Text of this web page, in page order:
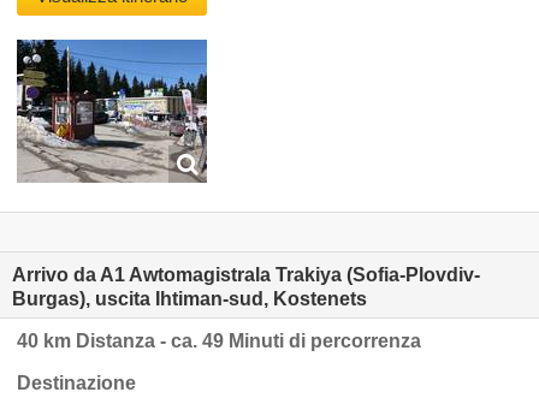
Arrivo da A1 Awtomagistrala Trakiya (Sofia-Plovdiv-
Burgas), uscita Ihtiman-sud, Kostenets
40 km Distanza - ca. 49 Minuti di percorrenza
Destinazione